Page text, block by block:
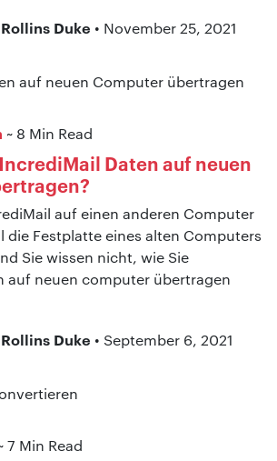
Rollins Duke • November 25, 2021
~ 8 Min Read
Daten auf neuen
auf einen anderen Computer
die Festplatte eines alten Computers
Sie wissen nicht, wie Sie
auf neuen computer übertragen
Rollins Duke • September 6, 2021
7 Min Read